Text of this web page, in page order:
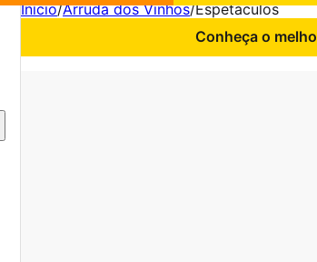
Início/Arruda dos Vinhos/Espetáculos
Conheça o